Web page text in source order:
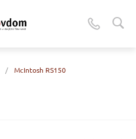
/ McIntosh RS150